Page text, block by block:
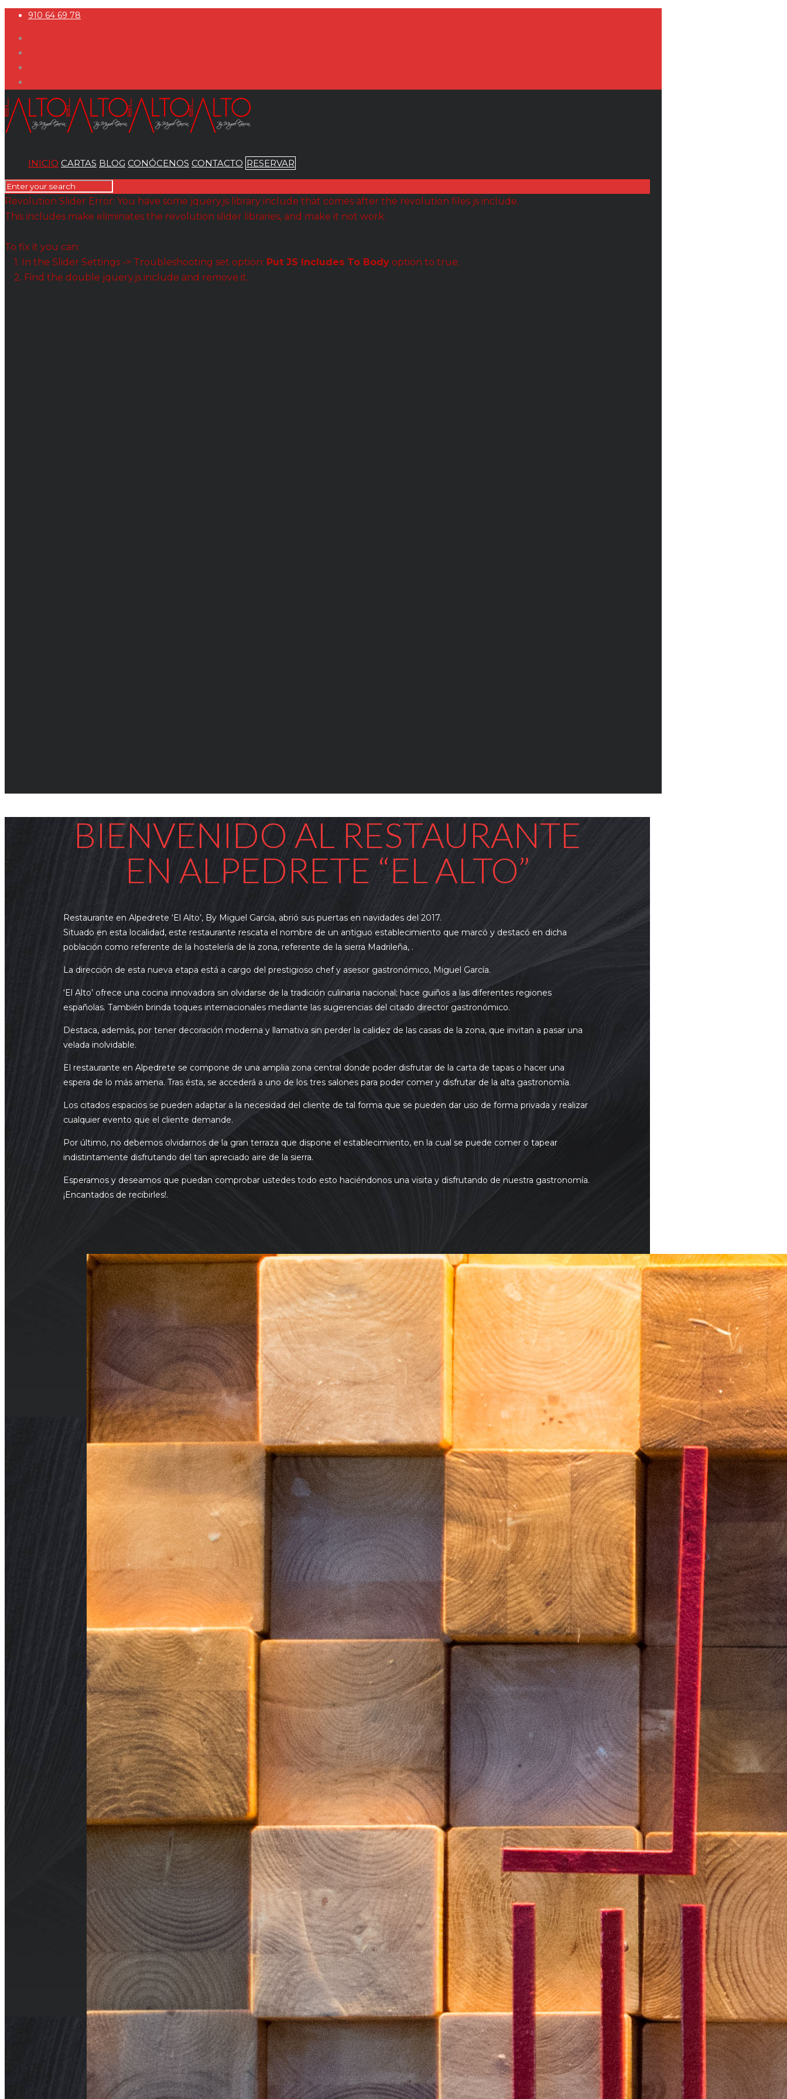
910 64 69 78
INICIO CARTAS BLOG CONÓCENOS CONTACTO RESERVAR
Revolution Slider Error: You have some jquery.js library include that comes after the revolution files js include.
This includes make eliminates the revolution slider libraries, and make it not work.
To fix it you can:
1. In the Slider Settings -> Troubleshooting set option: Put JS Includes To Body option to true.
2. Find the double jquery.js include and remove it.
BIENVENIDO AL RESTAURANTE
EN ALPEDRETE “EL ALTO”
Restaurante en Alpedrete ‘El Alto’, By Miguel García, abrió sus puertas en navidades del 2017.
Situado en esta localidad, este restaurante rescata el nombre de un antiguo establecimiento que marcó y destacó en dicha
población como referente de la hostelería de la zona, referente de la sierra Madrileña, .
La dirección de esta nueva etapa está a cargo del prestigioso chef y asesor gastronómico, Miguel García.
‘El Alto’ ofrece una cocina innovadora sin olvidarse de la tradición culinaria nacional; hace guiños a las diferentes regiones
españolas. También brinda toques internacionales mediante las sugerencias del citado director gastronómico.
Destaca, además, por tener decoración moderna y llamativa sin perder la calidez de las casas de la zona, que invitan a pasar una
velada inolvidable.
El restaurante en Alpedrete se compone de una amplia zona central donde poder disfrutar de la carta de tapas o hacer una
espera de lo más amena. Tras ésta, se accederá a uno de los tres salones para poder comer y disfrutar de la alta gastronomía.
Los citados espacios se pueden adaptar a la necesidad del cliente de tal forma que se pueden dar uso de forma privada y realizar
cualquier evento que el cliente demande.
Por último, no debemos olvidarnos de la gran terraza que dispone el establecimiento, en la cual se puede comer o tapear
indistintamente disfrutando del tan apreciado aire de la sierra.
Esperamos y deseamos que puedan comprobar ustedes todo esto haciéndonos una visita y disfrutando de nuestra gastronomía.
¡Encantados de recibirles!.